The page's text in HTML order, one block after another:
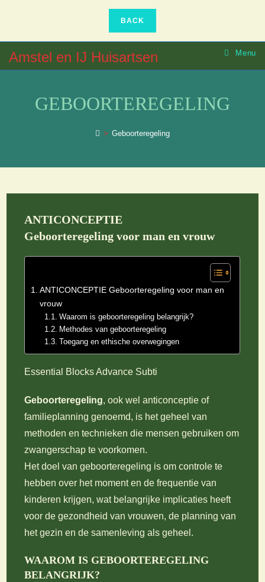
Amstel en IJ Huisartsen Menu
GEBOORTEREGELING
> Geboorteregeling
ANTICONCEPTIE
Geboorteregeling voor man en vrouw
ANTICONCEPTIE Geboorteregeling voor man en
vrouw
Waarom is geboorteregeling belangrijk?
Methodes van geboorteregeling
Toegang en ethische overwegingen
Essential Blocks Advance Subti
Geboorteregeling, ook wel anticonceptie of
familieplanning genoemd, is het geheel van
methoden en technieken die mensen gebruiken om
zwangerschap te voorkomen.
Het doel van geboorteregeling is om controle te
hebben over het moment en de frequentie van
kinderen krijgen, wat belangrijke implicaties heeft
voor de gezondheid van vrouwen, de planning van
het gezin en de samenleving als geheel.
WAAROM IS GEBOORTEREGELING
BELANGRIJK?